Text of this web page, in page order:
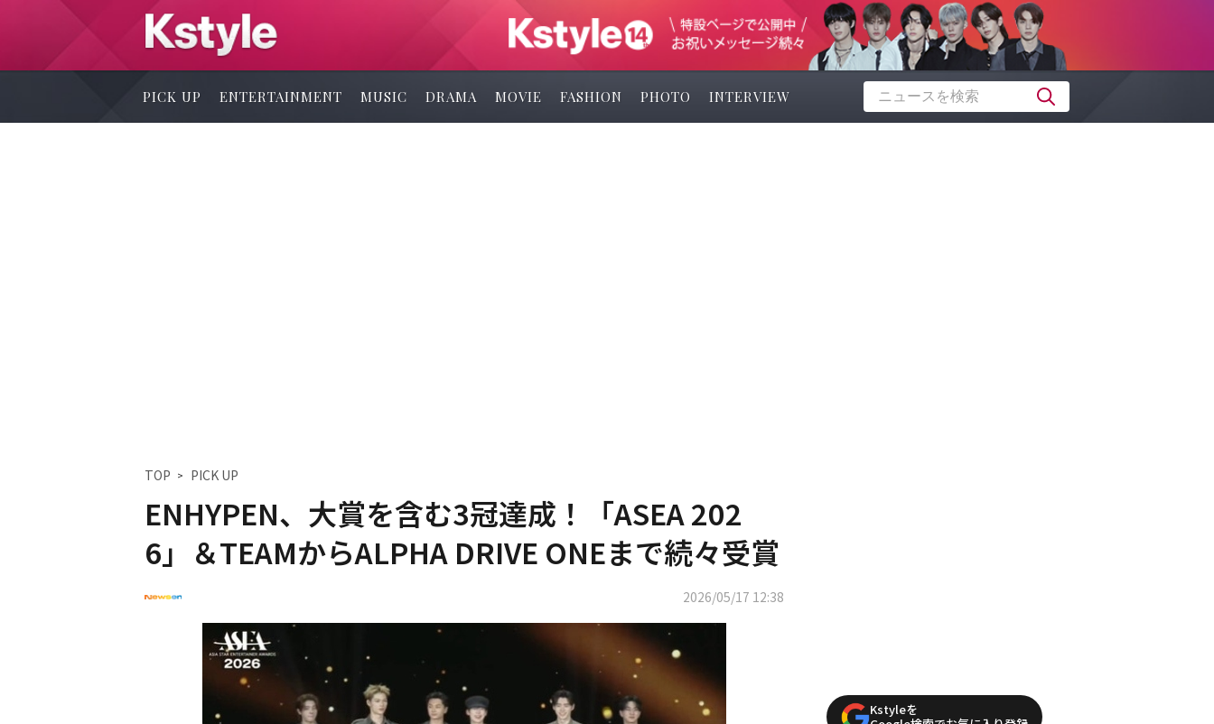
PICK UP ENTERTAINMENT MUSIC DRAMA MOVIE FASHION PHOTO INTERVIEW
TOP PICK UP
ENHYPEN、大賞を含む3冠達成！「ASEA 202
6」＆TEAMからALPHA DRIVE ONEまで続々受賞
2026/05/17 12:38
Kstyleを